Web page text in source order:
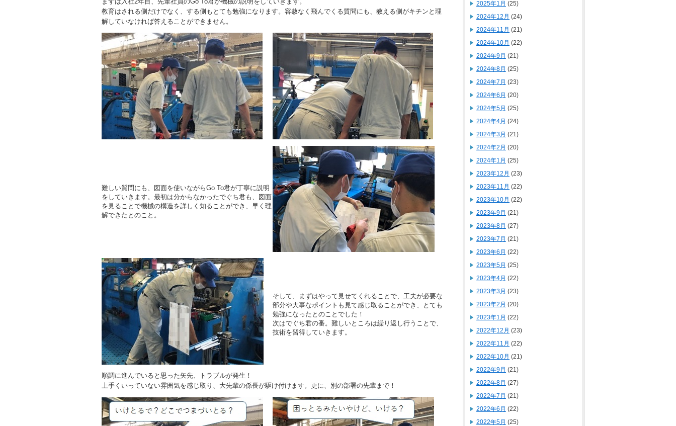
教育はされる側だけでなく、する側もとても勉強になります。容赦なく飛んでくる質問にも、教える側がキチンと理
解していなければ答えることができません。
難しい質問にも、図面を使いながらGo To君が丁寧に説明
をしていきます。最初は分からなかったでぐち君も、図面
を見ることで機械の構造を詳しく知ることができ、早く理
解できたとのこと。
そして、まずはやって見せてくれることで、工夫が必要な
部分や大事なポイントも見て感じ取ることができ、とても
勉強になったとのことでした！
次はでぐち君の番。難しいところは繰り返し行うことで、
技術を習得していきます。
順調に進んでいると思った矢先、トラブルが発生！
上手くいっていない雰囲気を感じ取り、大先輩の係長が駆け付けます。更に、別の部署の先輩まで！
2025年1月 (25)
2024年12月 (24)
2024年11月 (21)
2024年10月 (22)
2024年9月 (21)
2024年8月 (25)
2024年7月 (23)
2024年6月 (20)
2024年5月 (25)
2024年4月 (24)
2024年3月 (21)
2024年2月 (20)
2024年1月 (25)
2023年12月 (23)
2023年11月 (22)
2023年10月 (22)
2023年9月 (21)
2023年8月 (27)
2023年7月 (21)
2023年6月 (22)
2023年5月 (25)
2023年4月 (22)
2023年3月 (23)
2023年2月 (20)
2023年1月 (22)
2022年12月 (23)
2022年11月 (22)
2022年10月 (21)
2022年9月 (21)
2022年8月 (27)
2022年7月 (21)
2022年6月 (22)
2022年5月 (25)